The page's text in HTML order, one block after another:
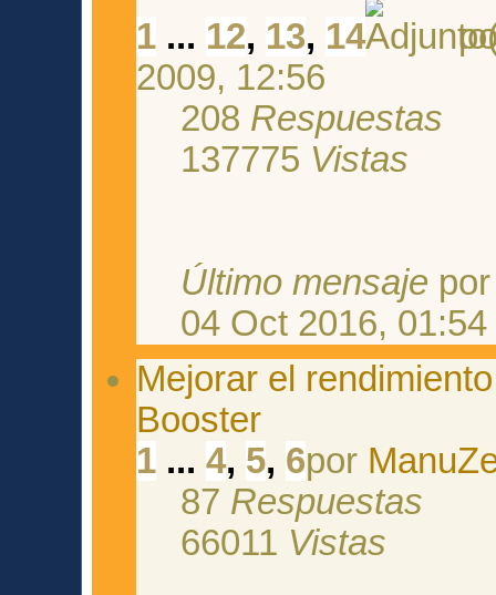
1 ... 12, 13, 14
2009, 12:56
208 Respuestas
137775 Vistas
Último mensaje
04 Oct 2016, 01:54
Mejorar el
Booster
1 ...4, 5, 6por
87 Respuestas
66011 Vistas